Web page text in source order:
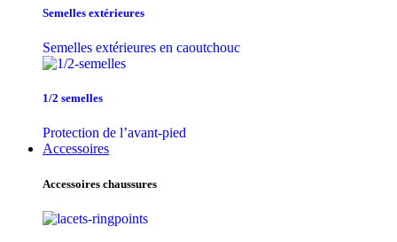
Semelles extérieures
Semelles extérieures en caoutchouc
1/2 semelles
Protection de l’avant-pied
Accessoires
Accessoires chaussures